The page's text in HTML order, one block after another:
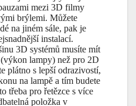
mezi 3D filmy
brýlemi. Můžete
na jiném sále, pak je
instalací.
3D systémů musíte mít
lampy) než pro 2D
plátno s lepší odrazivostí,
na lampě a tím budete
třeba pro řetězce s více
položka v